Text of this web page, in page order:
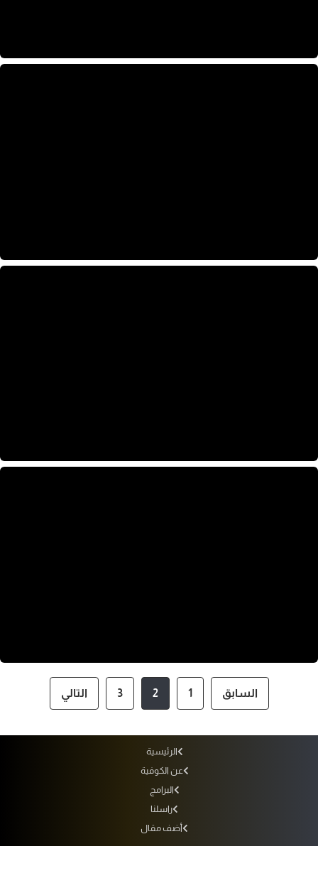
السابق 1
2
3 التالي
الرئيسية
عن الكوفية
البرامج
راسلنا
أضف مقال